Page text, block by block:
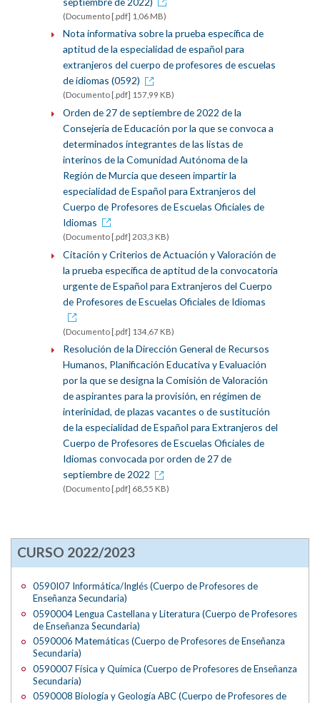
(Documento [.pdf] 1,06 MB)
Nota informativa sobre la prueba específica de
aptitud de la especialidad de español para
extranjeros del cuerpo de profesores de escuelas
de idiomas (0592)
(Documento [.pdf] 157,99 KB)
Orden de 27 de septiembre de 2022 de la
Consejería de Educación por la que se convoca a
determinados integrantes de las listas de
interinos de la Comunidad Autónoma de la
Región de Murcia que deseen impartir la
especialidad de Español para Extranjeros del
Cuerpo de Profesores de Escuelas Oficiales de
Idiomas
(Documento [.pdf] 203,3 KB)
Citación y Criterios de Actuación y Valoración de
la prueba específica de aptitud de la convocatoria
urgente de Español para Extranjeros del Cuerpo
de Profesores de Escuelas Oficiales de Idiomas
(Documento [.pdf] 134,67 KB)
Resolución de la Dirección General de Recursos
Humanos, Planificación Educativa y Evaluación
por la que se designa la Comisión de Valoración
de aspirantes para la provisión, en régimen de
interinidad, de plazas vacantes o de sustitución
de la especialidad de Español para Extranjeros del
Cuerpo de Profesores de Escuelas Oficiales de
Idiomas convocada por orden de 27 de
septiembre de 2022
(Documento [.pdf] 68,55 KB)
CURSO 2022/2023
0590I07 Informática/Inglés (Cuerpo de Profesores de
Enseñanza Secundaria)
0590004 Lengua Castellana y Literatura (Cuerpo de Profesores
de Enseñanza Secundaria)
0590006 Matemáticas (Cuerpo de Profesores de Enseñanza
Secundaria)
0590007 Física y Química (Cuerpo de Profesores de Enseñanza
Secundaria)
0590008 Biología y Geología ABC (Cuerpo de Profesores de